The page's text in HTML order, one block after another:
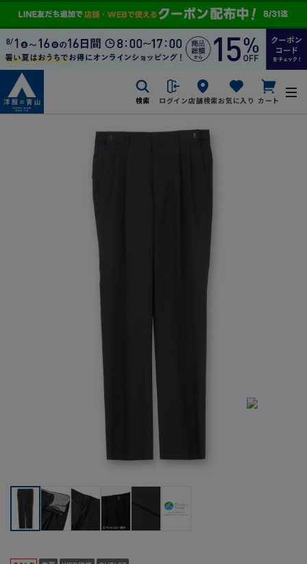
検索 ログイン店舗検索お気に入り カート